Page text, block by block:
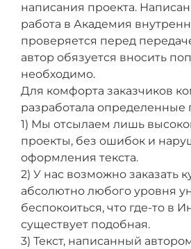
написания проекта.
работа в Академия
проверяется перед
автор обязуется вносить
необходимо.
Для комфорта заказчиков
разработала определенные
1) Мы отсылаем лишь
проекты, без ошибок и
оформления текста.
2) У нас возможно заказать
абсолютно любого уровня
беспокоиться, что где-то в
существует подобная.
3) Текст, написанный